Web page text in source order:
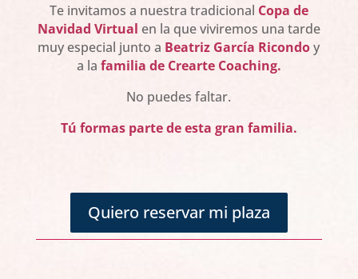
Te invitamos a nuestra tradicional Copa de
Navidad Virtual en la que viviremos una tarde
muy especial junto a Beatriz García Ricondoy
a la familia de Crearte Coaching.
No puedes faltar.
Tú formas parte de esta gran familia.
Quiero reservar mi plaza